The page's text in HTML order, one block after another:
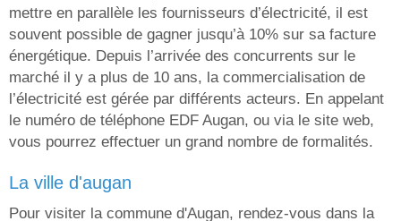
mettre en parallèle les fournisseurs d’électricité, il est
souvent possible de gagner jusqu’à 10% sur sa facture
énergétique. Depuis l’arrivée des concurrents sur le
marché il y a plus de 10 ans, la commercialisation de
l’électricité est gérée par différents acteurs. En appelant
le numéro de téléphone EDF Augan, ou via le site web,
vous pourrez effectuer un grand nombre de formalités.
la ville d'augan
Pour visiter la commune d'Augan, rendez-vous dans la